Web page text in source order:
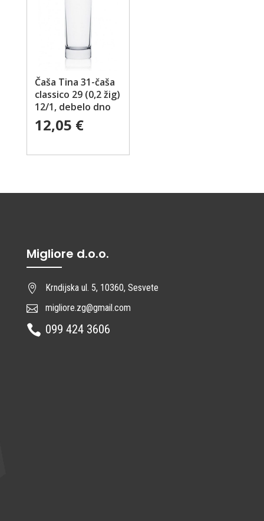
Čaša Tina 31-čaša
classico 29 (0,2 žig)
12/1, debelo dno
12,05 €
Migliore d.o.o.

Krndijska ul. 5, 10360, Sesvete

migliore.zg@gmail.com
 099 424 3606